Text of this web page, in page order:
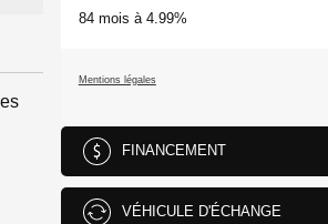
84 mois à 4.99%
Mentions légales
FINANCEMENT
VÉHICULE D'ÉCHANGE